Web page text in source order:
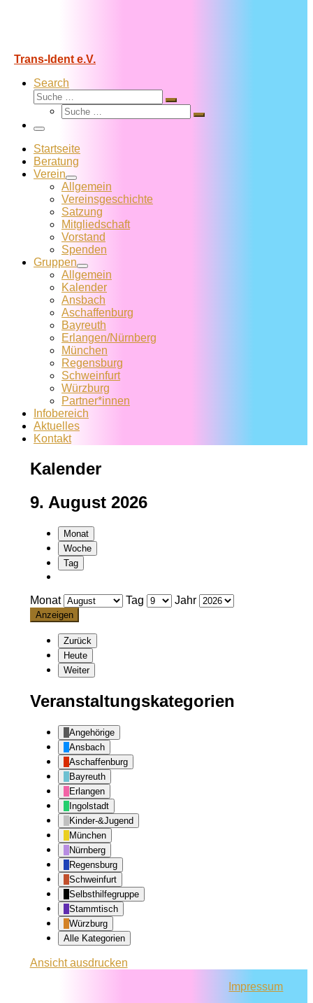
Trans-Ident e.V.
Search
Suche
Suche
Suche
Suche
Menü
Startseite
Beratung
Verein
Allgemein
Vereins­geschichte
Satzung
Mitglied­schaft
Vorstand
Spenden
Gruppen
Allgemein
Kalender
Ansbach
Aschaffenburg
Bayreuth
Erlangen/Nürnberg
München
Regensburg
Schweinfurt
Würzburg
Partner*innen
Infobereich
Aktuelles
Kontakt
Kalender
9. August 2026
Monat
Woche
Tag
Monat Tag Jahr
Zurück
Heute
Weiter
Veranstaltungskategorien
Angehörige
Ansbach
Aschaffenburg
Bayreuth
Erlangen
Ingolstadt
Kinder-&Jugend
München
Nürnberg
Regensburg
Schweinfurt
Selbsthilfegruppe
Stammtisch
Würzburg
Alle Kategorien
Ansichtausdrucken
Impressum